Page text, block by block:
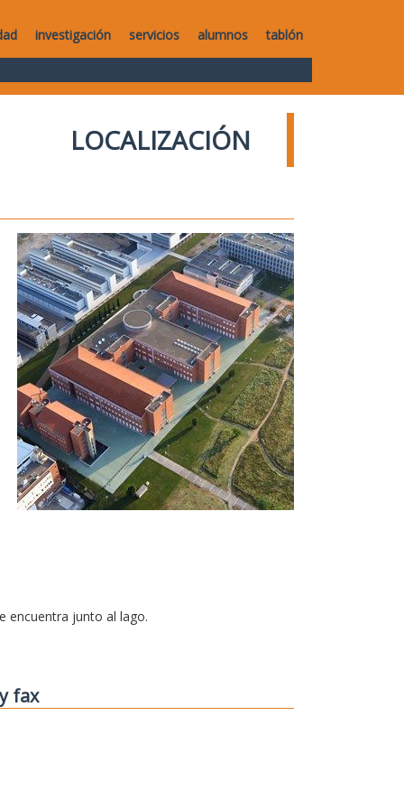
investigación servicios alumnos tablón
LOCALIZACIÓN
encuentra junto al lago.
fax